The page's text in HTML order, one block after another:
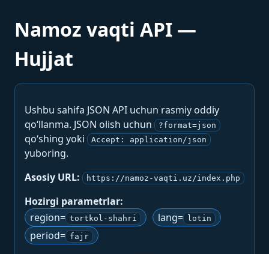
Namoz vaqti API —
Hujjat
Ushbu sahifa JSON API uchun rasmiy oddiy
qo‘llanma. JSON olish uchun
?format=json
qo‘shing yoki Accept: application/json
yuboring.
Asosiy URL:
https://namoz-vaqti.uz/index.php
Hozirgi parametrlar:
region= tortkol-shahri lang= lotin
period= fajr